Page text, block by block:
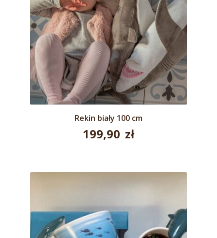
Rekin biały 100 cm
199,90 zł